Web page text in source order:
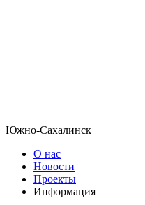
Южно-Сахалинск
О нас
Новости
Проекты
Информация